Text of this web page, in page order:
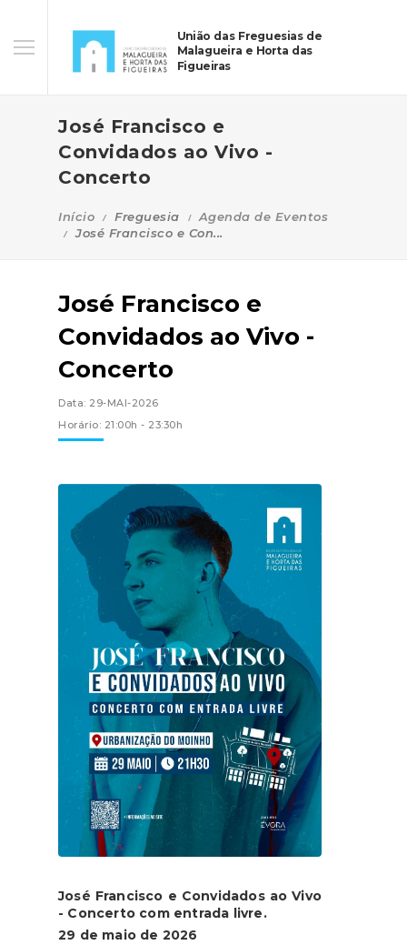
União das Freguesias de
Malagueira e Horta das
Figueiras
José Francisco e
Convidados ao Vivo -
Concerto
Início Freguesia
Agenda de Eventos
José Francisco e Con...
José Francisco e
Convidados ao Vivo -
Concerto
Data: 29-MAI-2026
Horário: 21:00h - 23:30h
José Francisco e Convidados ao Vivo
- Concerto com entrada livre.
29 de maio de 2026